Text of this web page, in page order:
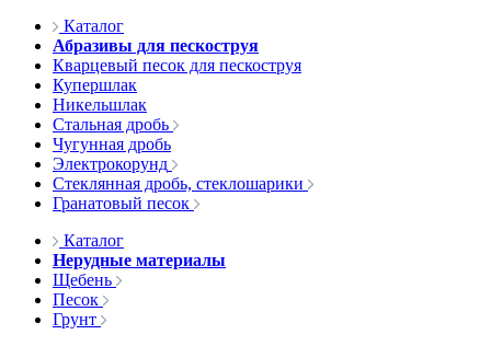
Каталог
Абразивы для пескоструя
Кварцевый песок для пескоструя
Купершлак
Никельшлак
Стальная дробь
Чугунная дробь
Электрокорунд
Стеклянная дробь, стеклошарики
Гранатовый песок
Каталог
Нерудные материалы
Щебень
Песок
Грунт